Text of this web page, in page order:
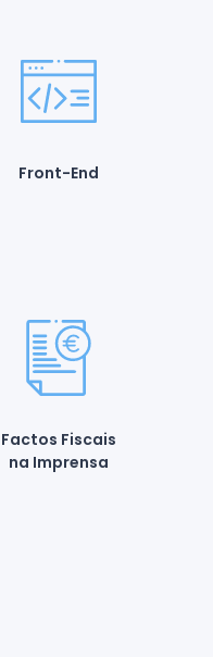
Front-End
Factos Fiscais
na Imprensa